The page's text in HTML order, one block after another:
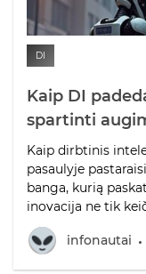
DI
Kaip DI
spartinti
Kaip dirbtinis
pasaulyje
banga, kurią
inovacija ne tik
infonautai